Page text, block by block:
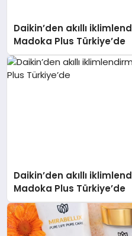
Daikin’den akıllı
Madoka Plus Türkiye’de
Daikin’den akıllı
Madoka Plus Türkiye’de